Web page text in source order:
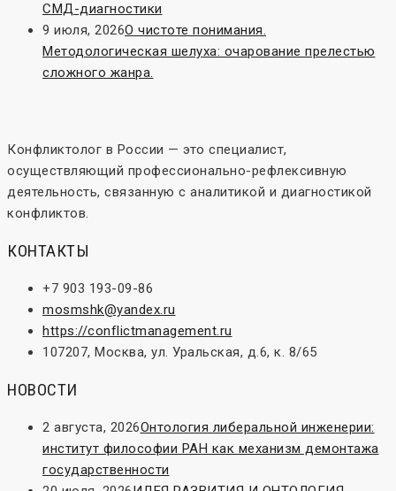
СМД-диагностики
9 июля, 2026О чистоте понимания.
Методологическая шелуха: очарование прелестью
сложного жанра.
Конфликтолог в России — это специалист,
осуществляющий профессионально-рефлексивную
деятельность, связанную с аналитикой и диагностикой
конфликтов.
КОНТАКТЫ
+7 903 193-09-86
mosmshk@yandex.ru
https://conflictmanagement.ru
107207, Москва, ул. Уральская, д.6, к. 8/65
НОВОСТИ
2 августа, 2026Онтология либеральной инженерии:
институт философии РАН как механизм демонтажа
государственности